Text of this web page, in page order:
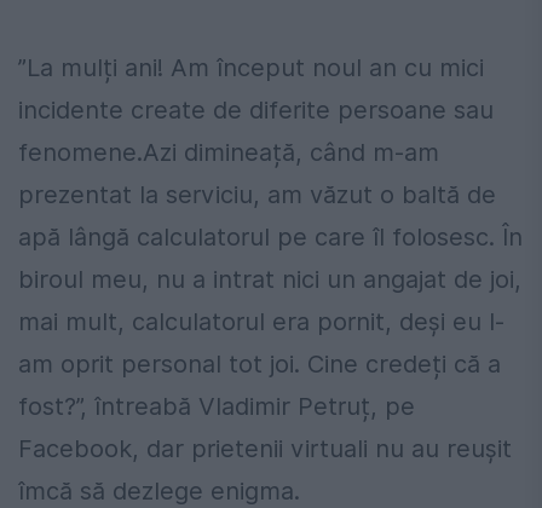
”La mulți ani! Am început noul an cu mici
incidente create de diferite persoane sau
fenomene.Azi dimineață, când m-am
prezentat la serviciu, am văzut o baltă de
apă lângă calculatorul pe care îl folosesc. În
biroul meu, nu a intrat nici un angajat de joi,
mai mult, calculatorul era pornit, deși eu l-
am oprit personal tot joi. Cine credeți că a
fost?”, întreabă Vladimir Petruț, pe
Facebook, dar prietenii virtuali nu au reușit
îmcă să dezlege enigma.